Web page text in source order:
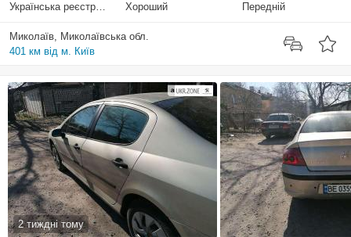
Українська реєстрація
Хороший Передній
Миколаїв, Миколаївська обл.
401 км від м. Київ
2 тиждні тому